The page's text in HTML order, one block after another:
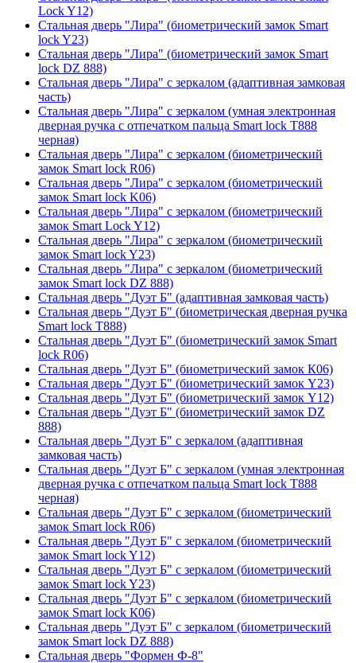
Lock Y12)
Стальная дверь "Лира" (биометрический замок Smart
lock Y23)
Стальная дверь "Лира" (биометрический замок Smart
lock DZ 888)
Стальная дверь "Лира" с зеркалом (адаптивная замковая
часть)
Стальная дверь "Лира" с зеркалом (умная электронная
дверная ручка с отпечатком пальца Smart lock T888
черная)
Стальная дверь "Лира" с зеркалом (биометрический
замок Smart lock R06)
Стальная дверь "Лира" с зеркалом (биометрический
замок Smart lock K06)
Стальная дверь "Лира" с зеркалом (биометрический
замок Smart Lock Y12)
Стальная дверь "Лира" с зеркалом (биометрический
замок Smart lock Y23)
Стальная дверь "Лира" с зеркалом (биометрический
замок Smart lock DZ 888)
Стальная дверь "Дуэт Б" (адаптивная замковая часть)
Стальная дверь "Дуэт Б" (биометрическая дверная ручка
Smart lock T888)
Стальная дверь "Дуэт Б" (биометрический замок Smart
lock R06)
Стальная дверь "Дуэт Б" (биометрический замок К06)
Стальная дверь "Дуэт Б" (биометрический замок Y23)
Стальная дверь "Дуэт Б" (биометрический замок Y12)
Стальная дверь "Дуэт Б" (биометрический замок DZ
888)
Стальная дверь "Дуэт Б" с зеркалом (адаптивная
замковая часть)
Стальная дверь "Дуэт Б" с зеркалом (умная электронная
дверная ручка с отпечатком пальца Smart lock T888
черная)
Стальная дверь "Дуэт Б" с зеркалом (биометрический
замок Smart lock R06)
Стальная дверь "Дуэт Б" с зеркалом (биометрический
замок Smart lock Y12)
Стальная дверь "Дуэт Б" с зеркалом (биометрический
замок Smart lock Y23)
Стальная дверь "Дуэт Б" с зеркалом (биометрический
замок Smart lock К06)
Стальная дверь "Дуэт Б" с зеркалом (биометрический
замок Smart lock DZ 888)
Стальная дверь "Формен Ф-8"